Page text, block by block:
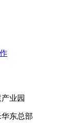
业园
东总部